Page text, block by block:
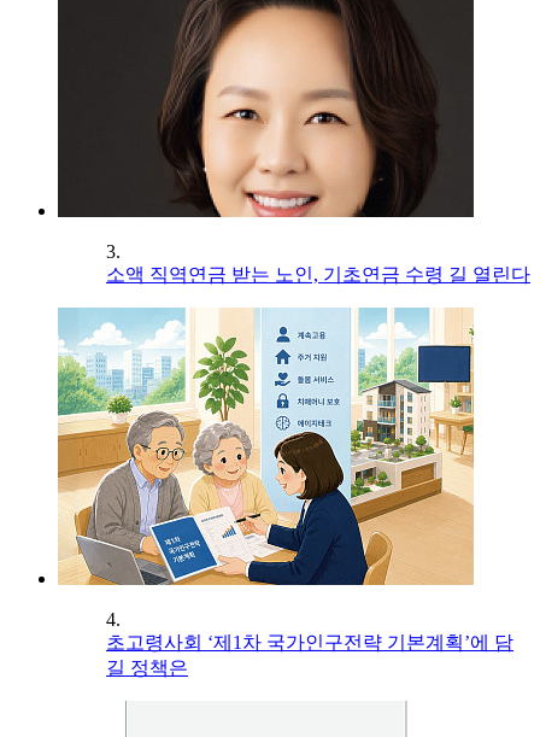
3.
소액 직역연금 받는 노인, 기초연금 수령 길 열린다
4.
초고령사회 ‘제1차 국가인구전략 기본계획’에 담
길 정책은